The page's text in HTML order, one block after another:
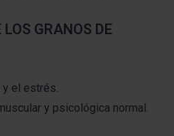
LOS GRANOS DE
y el estrés.
y psicológica normal.